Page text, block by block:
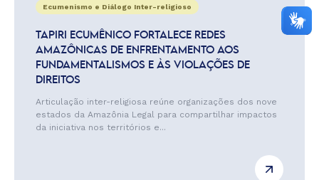
Ecumenismo e Diálogo Inter-religioso
TAPIRI ECUMÊNICO FORTALECE REDES
AMAZÔNICAS DE ENFRENTAMENTO AOS
FUNDAMENTALISMOS E ÀS VIOLAÇÕES DE
DIREITOS
Articulação inter-religiosa reúne organizações dos nove
estados da Amazônia Legal para compartilhar impactos
da iniciativa nos territórios e...